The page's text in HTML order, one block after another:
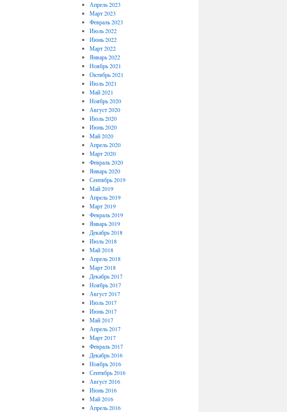
Апрель 2023
Март 2023
Февраль 2023
Июль 2022
Июнь 2022
Март 2022
Январь 2022
Ноябрь 2021
Октябрь 2021
Июль 2021
Май 2021
Ноябрь 2020
Август 2020
Июль 2020
Июнь 2020
Май 2020
Апрель 2020
Март 2020
Февраль 2020
Январь 2020
Сентябрь 2019
Май 2019
Апрель 2019
Март 2019
Февраль 2019
Январь 2019
Декабрь 2018
Июль 2018
Май 2018
Апрель 2018
Март 2018
Декабрь 2017
Ноябрь 2017
Август 2017
Июль 2017
Июнь 2017
Май 2017
Апрель 2017
Март 2017
Февраль 2017
Декабрь 2016
Ноябрь 2016
Сентябрь 2016
Август 2016
Июнь 2016
Май 2016
Апрель 2016